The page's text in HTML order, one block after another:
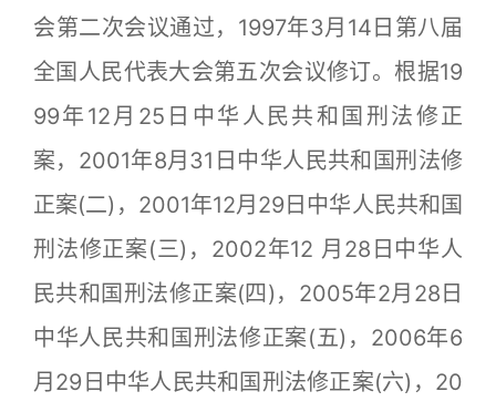
会第二次会议通过，1997年3月14日第八届
全国人民代表大会第五次会议修订。根据19
99年12月25日中华人民共和国刑法修正
案，2001年8月31日中华人民共和国刑法修
正案(二)，2001年12月29日中华人民共和国
刑法修正案(三)，2002年12 月28日中华人
民共和国刑法修正案(四)，2005年2月28日
中华人民共和国刑法修正案(五)，2006年6
月29日中华人民共和国刑法修正案(六)，20